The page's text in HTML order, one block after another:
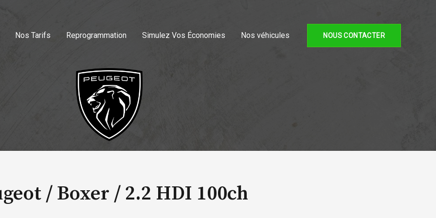
Nos Tarifs Reprogrammation Simulez Vos Économies Nos véhicules NOUS CONTACTER
/ Boxer / 2.2 HDI 100ch